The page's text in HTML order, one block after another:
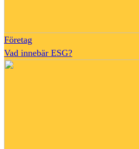
Företag
Vad innebär ESG?